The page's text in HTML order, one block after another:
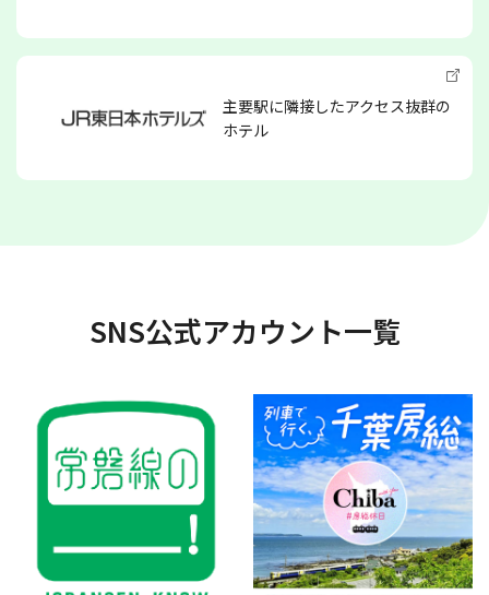
主要駅に隣接したアクセス抜群の
ホテル
SNS公式アカウント一覧